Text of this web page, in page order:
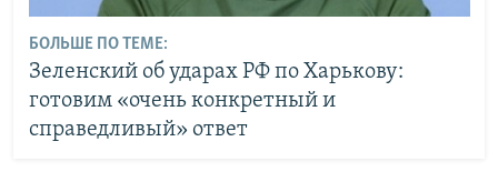
БОЛЬШЕ ПО ТЕМЕ:
Зеленский об ударах РФ по Харькову:
готовим «очень конкретный и
справедливый» ответ